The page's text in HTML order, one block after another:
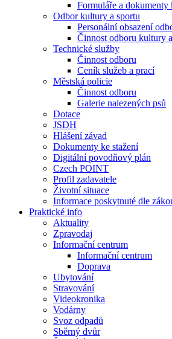
Formuláře a dokumenty
Odbor kultury a sportu
Personální obsazení
Činnost odboru kultury
Technické služby
Činnost odboru
Ceník služeb a prací
Městská policie
Činnost odboru
Galerie nalezených psů
Dotace
JSDH
Hlášení závad
Dokumenty ke stažení
Digitální povodňový plán
Czech POINT
Profil zadavatele
Životní situace
Informace poskytnuté dle
Praktické info
Aktuality
Zpravodaj
Informační centrum
Informační centrum
Doprava
Ubytování
Stravování
Videokronika
Vodárny
Svoz odpadů
Sběrný dvůr